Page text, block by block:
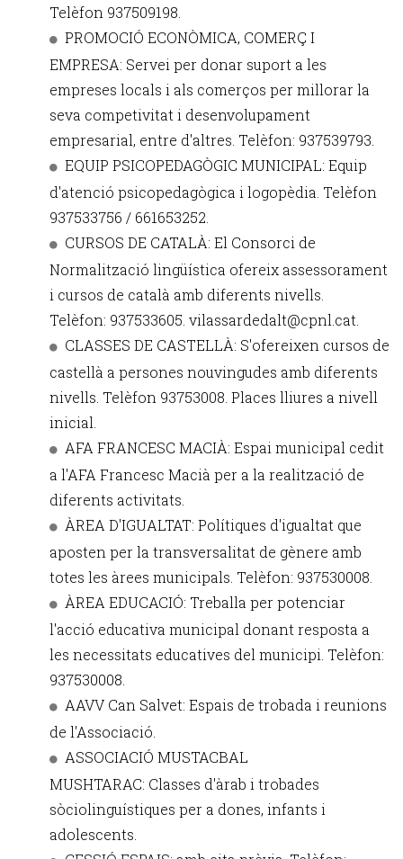
Telèfon 937509198.
PROMOCIÓ ECONÒMICA, COMERÇ I
EMPRESA: Servei per donar suport a les
empreses locals i als comerços per millorar la
seva competivitat i desenvolupament
empresarial, entre d'altres. Telèfon: 937539793.
EQUIP PSICOPEDAGÒGIC MUNICIPAL: Equip
d'atenció psicopedagògica i logopèdia. Telèfon
937533756 / 661653252.
CURSOS DE CATALÀ: El Consorci de
Normalització lingüística ofereix assessorament
i cursos de català amb diferents nivells.
Telèfon: 937533605. vilassardedalt@cpnl.cat.
CLASSES DE CASTELLÀ: S'ofereixen cursos de
castellà a persones nouvingudes amb diferents
nivells. Telèfon 93753008. Places lliures a nivell
inicial.
AFA FRANCESC MACIÀ: Espai municipal cedit
a l'AFA Francesc Macià per a la realització de
diferents activitats.
ÀREA D'IGUALTAT: Polítiques d'igualtat que
aposten per la transversalitat de gènere amb
totes les àrees municipals. Telèfon: 937530008.
ÀREA EDUCACIÓ: Treballa per potenciar
l'acció educativa municipal donant resposta a
les necessitats educatives del municipi. Telèfon:
937530008.
AAVV Can Salvet: Espais de trobada i reunions
de l'Associació.
ASSOCIACIÓ MUSTACBAL
MUSHTARAC: Classes d'àrab i trobades
sòciolinguístiques per a dones, infants i
adolescents.